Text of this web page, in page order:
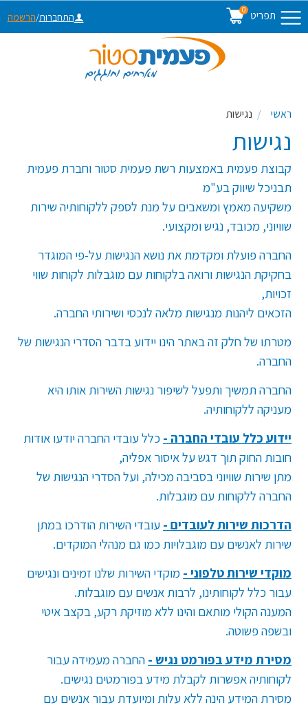
תפריט 0
התחברות/הרשמה
ראשי נגישות
נגישות
קבוצת פעמית באמצעות רשת פעמית סטור וחברת פעמית
תבניכל שיווק בע"מ
משקיעה מאמץ ומשאבים על מנת לספק ללקוחותיה שירות
שוויוני, מכובד, נגיש ומקצועי.
החברה פועלת ומקדמת את נושא הנגישות על-פי המוגדר
בחקיקת הנגישות ורואה בלקוחות עם מוגבלות לקוחות שווי
זכויות,
הזכאים ליהנות מנגישות מלאה לנכסי ושירותי החברה.
מטרתו של חלק זה באתר הינו יידוע בדבר הסדרי הנגישות של
החברה.
החברה תמשיך ותפעל לשיפור נגישות השירות אותו היא
מעניקה ללקוחותיה.
יידוע כלל עובדי החברה - כלל עובדי החברה יודעו אודות
חובות החוק תוך דגש על איסור אפליה,
מתן שירות שוויוני בסביבה מכילה, ועל הסדרי הנגישות של
החברה ללקוחות עם מוגבלות.
הדרכות שירות לעובדים - עובדי השירות הודרכו במתן
שירות לאנשים עם מוגבלויות כמו גם מנהלי המוקדים.
מוקדי שירות טלפוני - מוקדי השירות שלנו זמינים ונגישים
עבור כלל לקוחותינו, לרבות אנשים עם מוגבלות.
המענה הקולי מותאם והינו ללא מוזיקת רקע, בקצב איטי
ובשפה פשוטה.
מסירת מידע בפורמט נגיש - החברה מעמידה עבור
לקוחותיה אפשרות לקבלת מידע בפורמטים נגישים.
מסירת המידע הינה ללא עלות ומיועדת עבור אנשים עם